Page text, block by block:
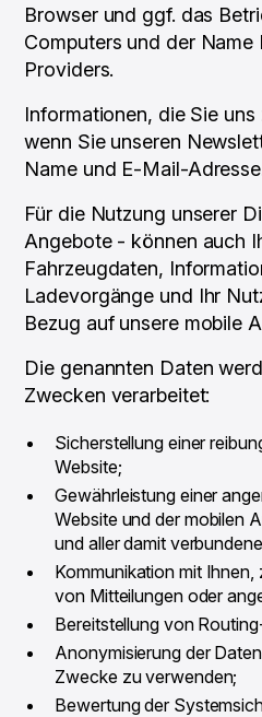
Browser und ggf. das
Computers und der Name
Providers.
Informationen, die Sie
wenn Sie unseren
Name und E-Mail-
Für die Nutzung unserer
Angebote - können auch
Fahrzeugdaten,
Ladevorgänge und Ihr
Bezug auf unsere mobile
Die genannten Daten
Zwecken verarbeitet:
Sicherstellung einer
Website;
Gewährleistung einer
Website und der mobilen
und aller damit
Kommunikation mit
von Mitteilungen oder
Bereitstellung von
Anonymisierung der
Zwecke zu verwenden;
Bewertung der